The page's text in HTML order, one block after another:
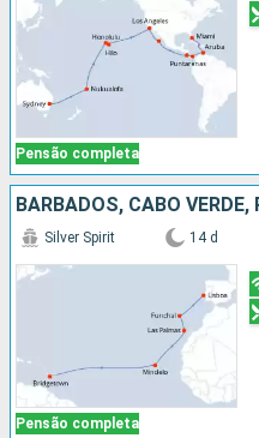
Pensão completa
BARBADOS, CABO VERDE,
Pensão completa
Silver Spirit 14 d